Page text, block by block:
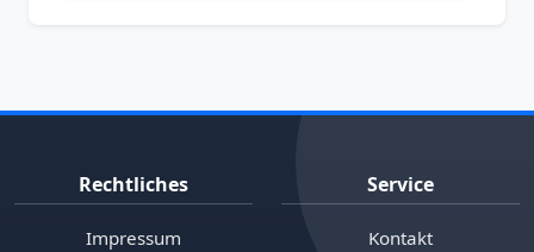
Rechtliches
Impressum
Service
Kontakt